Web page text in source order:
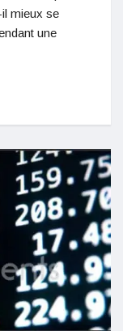
mieux se
une